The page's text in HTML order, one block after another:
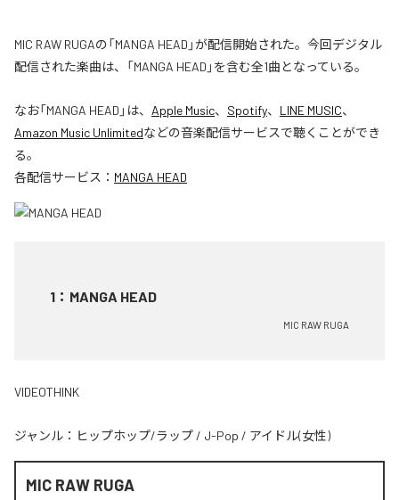
MIC RAW RUGAの「MANGA HEAD」が配信開始された。今回デジタル
配信された楽曲は、「MANGA HEAD」を含む全1曲となっている。
なお「MANGA HEAD 」は、 Apple Music、 Spotify、 LINE MUSIC、
Amazon Music Unlimitedなどの音楽配信サービスで聴くことができ
る。
各配信サービス： MANGA HEAD
1 ： MANGA HEAD
MIC RAW RUGA
VIDEOTHINK
ジャンル： ヒップホップ/ラップ / J-Pop / アイドル(女性)
MIC RAW RUGA